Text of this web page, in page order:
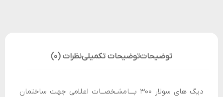
توضیحاتتوضیحات تکمیلینظرات (0)
دیگ هاي سولار ۳۰۰ بـــامشـخصــات اعلامی جهت ساختمان